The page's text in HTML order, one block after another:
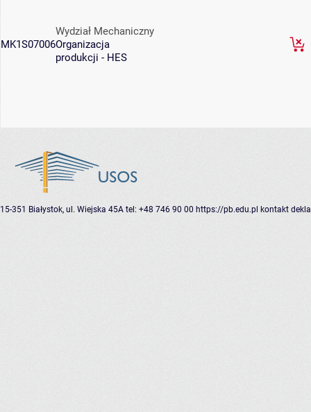
MK1S07006
Wydział Mechaniczny
Organizacja
produkcji - HES
15-351 Białystok, ul. Wiejska 45A tel: +48 746 90 00 https://pb.edu.pl kontakt